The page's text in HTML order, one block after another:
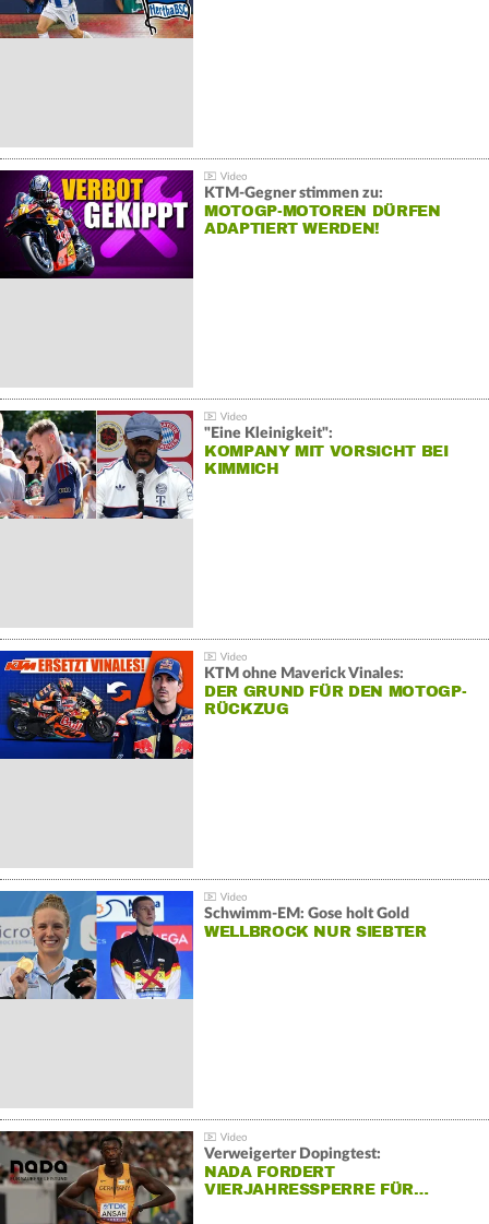
KTM-Gegner stimmen zu:
MOTOGP-MOTOREN DÜRFEN
ADAPTIERT WERDEN!
"Eine Kleinigkeit":
KOMPANY MIT VORSICHT BEI
KIMMICH
KTM ohne Maverick Vinales:
DER GRUND FÜR DEN MOTOGP-
RÜCKZUG
Schwimm-EM: Gose holt Gold
WELLBROCK NUR SIEBTER
Verweigerter Dopingtest:
NADA FORDERT
VIERJAHRESSPERRE FÜR…